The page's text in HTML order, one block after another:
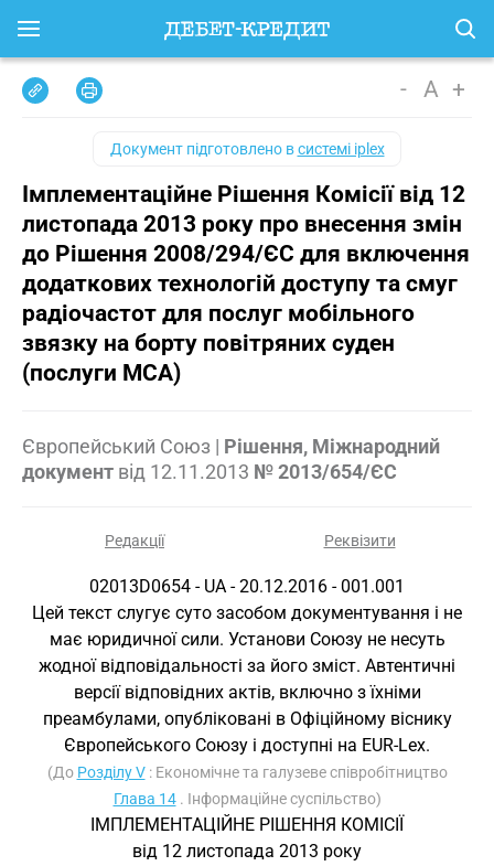
- A +
Документ підготовлено всистемі iplex
Імплементаційне Рішення Комісії від 12
листопада 2013 року про внесення змін
до Рішення 2008/294/ЄС для включення
додаткових технологій доступу та смуг
радіочастот для послуг мобільного
звязку на борту повітряних суден
(послуги MCA)
Європейський Союз | Рішення, Міжнародний
документ від 12.11.2013 № 2013/654/ЄС
Редакції Реквізити
02013D0654 - UA - 20.12.2016 - 001.001
Цей текст слугує суто засобом документування і не
має юридичної сили. Установи Союзу не несуть
жодної відповідальності за його зміст. Автентичні
версії відповідних актів, включно з їхніми
преамбулами, опубліковані в Офіційному віснику
Європейського Союзу і доступні на EUR-Lex.
(До Розділу V: Економічне та галузеве співробітництво
Глава 14. Інформаційне суспільство)
ІМПЛЕМЕНТАЦІЙНЕ РІШЕННЯ КОМІСІЇ
від 12 листопада 2013 року